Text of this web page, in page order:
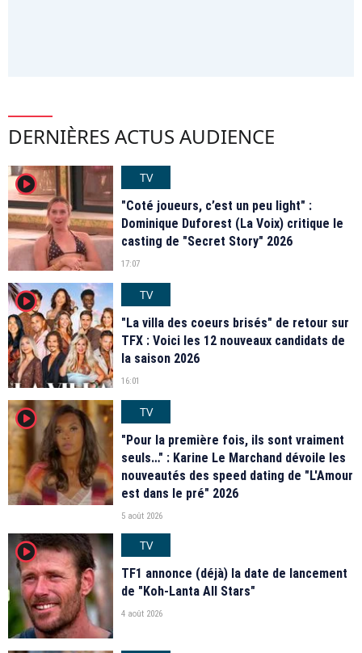
DERNIÈRES ACTUS AUDIENCE
player2
TV
"Coté joueurs, c’est un peu light" :
Dominique Duforest (La Voix) critique le
casting de "Secret Story" 2026
17:07
player2
TV
"La villa des coeurs brisés" de retour sur
TFX : Voici les 12 nouveaux candidats de
la saison 2026
16:01
player2
TV
"Pour la première fois, ils sont vraiment
seuls…" : Karine Le Marchand dévoile les
nouveautés des speed dating de "L'Amour
est dans le pré" 2026
5 août 2026
player2
TV
TF1 annonce (déjà) la date de lancement
de "Koh-Lanta All Stars"
4 août 2026